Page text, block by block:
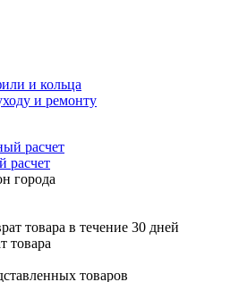
и кольца
и ремонту
расчет
товара